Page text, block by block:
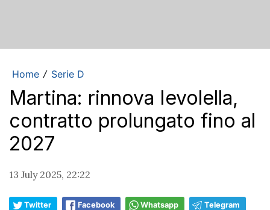
Home / Serie D
Martina: rinnova Ievolella,
contratto prolungato fino al
2027
13 July 2025, 22:22
Twitter Facebook Whatsapp Telegram